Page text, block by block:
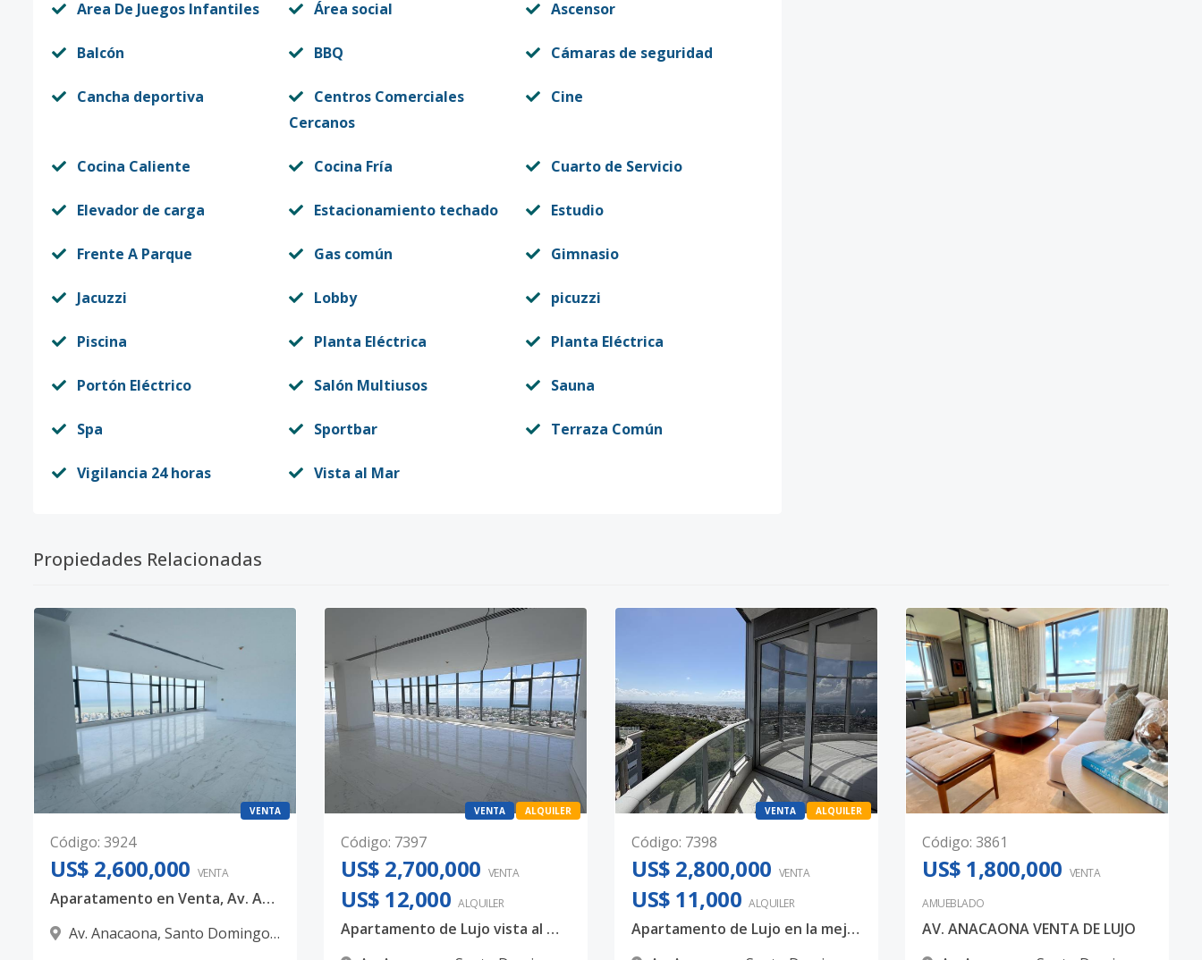
Area De Juegos Infantiles Área social Ascensor
Balcón BBQ Cámaras de seguridad
Cancha deportiva
Centros Comerciales
Cercanos
Cine
Cocina Caliente Cocina Fría Cuarto de Servicio
Elevador de carga Estacionamiento techado Estudio
Frente A Parque Gas común Gimnasio
Jacuzzi Lobby picuzzi
Piscina Planta Eléctrica Planta Eléctrica
Portón Eléctrico Salón Multiusos Sauna
Spa Sportbar Terraza Común
Vigilancia 24 horas Vista al Mar
Propiedades Relacionadas
VENTA
Código: 3924
US$ 2,600,000 VENTA
Aparatamento en Venta, Av. Anacaona
Av. Anacaona, Santo Domingo
VENTA ALQUILER
Código: 7397
US$ 2,700,000 VENTA
US$ 12,000 ALQUILER
Apartamento de Lujo vista al mar piso 20
VENTA ALQUILER
Código: 7398
US$ 2,800,000 VENTA
US$ 11,000 ALQUILER
Apartamento de Lujo en la mejor torre piso 24
Código: 3861
US$ 1,800,000 VENTA
AMUEBLADO
AV. ANACAONA VENTA DE LUJO